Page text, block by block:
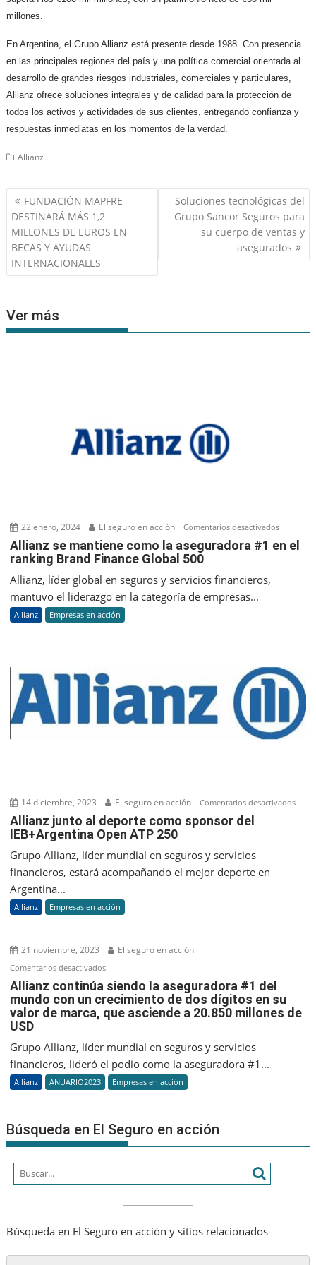
millones.
En Argentina, el Grupo Allianz está presente desde 1988. Con presencia
en las principales regiones del país y una política comercial orientada al
desarrollo de grandes riesgos industriales, comerciales y particulares,
Allianz ofrece soluciones integrales y de calidad para la protección de
todos los activos y actividades de sus clientes, entregando confianza y
respuestas inmediatas en los momentos de la verdad.
Allianz
Navegación
de
entradas
FUNDACIÓN MAPFRE
DESTINARÁ MÁS 1,2
MILLONES DE EUROS EN
BECAS Y AYUDAS
INTERNACIONALES
Soluciones tecnológicas del
Grupo Sancor Seguros para
su cuerpo de ventas y
asegurados
Ver más
22 enero, 2024 El seguro en acción Comentarios desactivadosen
Allianz
el
ranking
Brand
Finance
Global
Allianz se mantiene como la aseguradora #1 en el
ranking Brand Finance Global 500
Allianz, líder global en seguros y servicios financieros,
mantuvo el liderazgo en la categoría de empresas...
Allianz Empresas en acción
14 diciembre, 2023 El seguro en acción Comentarios desactivadosen
Allianz junto al deporte como sponsor del
IEB+Argentina Open ATP 250
Grupo Allianz, líder mundial en seguros y servicios
financieros, estará acompañando el mejor deporte en
Argentina...
Allianz Empresas en acción
21 noviembre, 2023 El seguro en acción
Comentarios desactivadosen
Allianz
continúa
siendo
aseguradora
#1
del
mundo
un
crecimiento
dígitos
valor
Allianz continúa siendo la aseguradora #1 del
mundo con un crecimiento de dos dígitos en su
valor de marca, que asciende a 20.850 millones de
USD
Grupo Allianz, líder mundial en seguros y servicios
financieros, lideró el podio como la aseguradora #1...
Allianz ANUARIO2023 Empresas en acción
Búsqueda en El Seguro en acción
Búsqueda en El Seguro en acción y sitios relacionados